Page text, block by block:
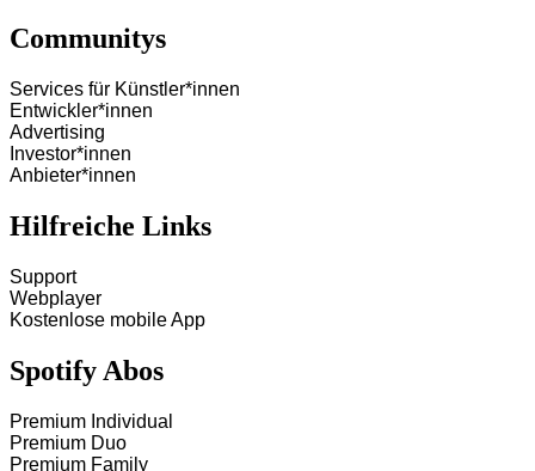
Communitys
Services für Künstler*innen
Entwickler*innen
Advertising
Investor*innen
Anbieter*innen
Hilfreiche Links
Support
Webplayer
Kostenlose mobile App
Spotify Abos
Premium Individual
Premium Duo
Premium Family